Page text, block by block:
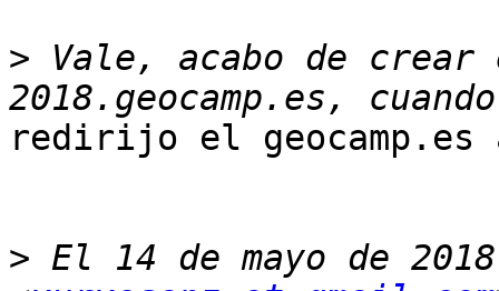
> Vale, acabo de crear
redirijo el geocamp.es
> El 14 de mayo de